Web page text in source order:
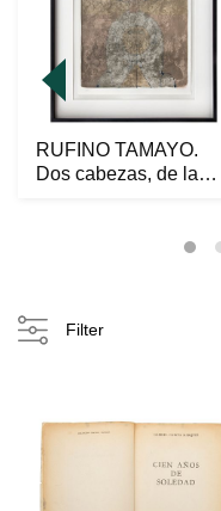
RUFINO TAMAYO.
Dos cabezas, de la
Filter